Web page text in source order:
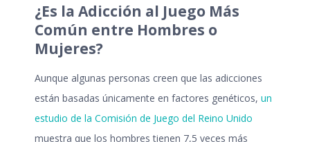
¿Es la Adicción al Juego Más
Común entre Hombres o
Mujeres?
Aunque algunas personas creen que las adicciones
están basadas únicamente en factores genéticos, un
estudio de la Comisión de Juego del Reino Unido
muestra que los hombres tienen 7,5 veces más